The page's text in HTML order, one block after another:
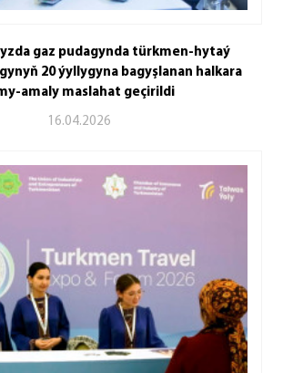
gaz pudagynda türkmen-hytaý
20 ýyllygyna bagyşlanan halkara
amaly maslahat geçirildi
16.04.2026